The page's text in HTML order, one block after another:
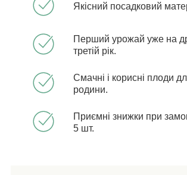
Якісний посадковий
Перший урожай уже на
третій рік.
Смачні і корисні плоди
родини.
Приємні знижки при
5 шт.